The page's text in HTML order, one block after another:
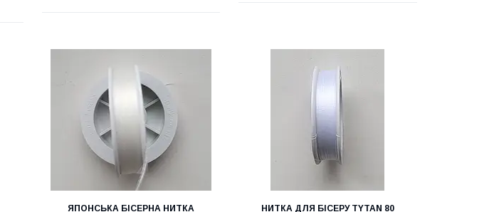
ЯПОНСЬКА БІСЕРНА НИТКА
НИТКА ДЛЯ БІСЕРУ TYTAN 80